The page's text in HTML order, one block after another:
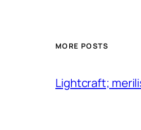
MORE POSTS
Lightcraft;